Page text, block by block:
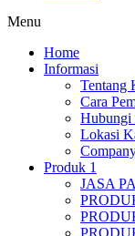
Menu
Home
Informasi
Tentang
Cara
Hubungi
Lokasi
Produk 1
JASA